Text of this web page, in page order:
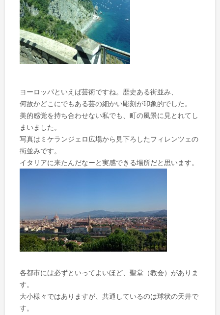
ヨーロッパといえば芸術ですね。歴史ある街並み、
何故かどこにでもある芸の細かい彫刻が印象的でした。
美的感覚を持ち合わせない私でも、町の風景に見とれてし
まいました。
写真はミケランジェロ広場から見下ろしたフィレンツェの
街並みです。
イタリアに来たんだなーと実感できる場所だと思います。
各都市には必ずといってよいほど、聖堂（教会）がありま
す。
大小様々ではありますが、共通しているのは球状の天井で
す。